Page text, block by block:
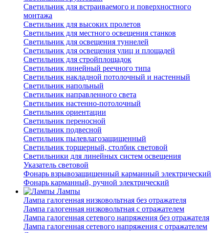
Светильник для встраиваемого и поверхностного
монтажа
Светильник для высоких пролетов
Светильник для местного освещения станков
Светильник для освещения туннелей
Светильник для освещения улиц и площадей
Светильник для стройплощадок
Светильник линейный реечного типа
Светильник накладной потолочный и настенный
Светильник напольный
Светильник направленного света
Светильник настенно-потолочный
Светильник ориентации
Светильник переносной
Светильник подвесной
Светильник пылевлагозащищенный
Светильник торшерный, столбик световой
Светильники для линейных систем освещения
Указатель световой
Фонарь взрывозащищенный карманный электрический
Фонарь карманный, ручной электрический
Лампы
Лампа галогенная низковольтная без отражателя
Лампа галогенная низковольтная с отражателем
Лампа галогенная сетевого напряжения без отражателя
Лампа галогенная сетевого напряжения с отражателем